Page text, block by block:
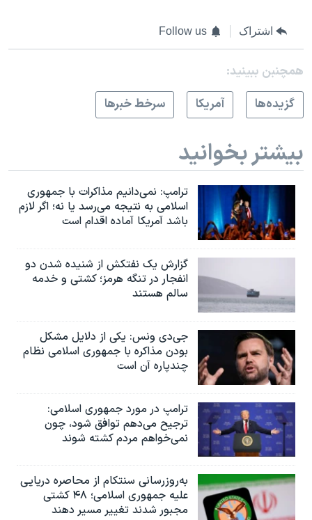
اشتراک Follow us
همچنبن ببینید:
گزيده‌ها
آمريکا سرخط خبرها
بیشتر بخوانید
ترامپ: نمی‌دانیم مذاکرات با جمهوری
اسلامی به نتیجه می‌رسد یا نه؛ اگر لازم
باشد آمریکا آماده اقدام است
گزارش یک نفتکش از شنیده شدن دو
انفجار در تنگه هرمز؛ کشتی و خدمه
سالم هستند
جی‌دی ونس: یکی از دلایل مشکل
بودن مذاکره با جمهوری اسلامی نظام
چندپاره آن است
ترامپ در مورد جمهوری اسلامی:
ترجیح می‌دهم توافق شود، چون
نمی‌خواهم مردم کشته شوند
به‌روزرسانی سنتکام از محاصره دریایی
علیه جمهوری اسلامی؛ ۴۸ کشتی
مجبور شدند تغییر مسیر دهند